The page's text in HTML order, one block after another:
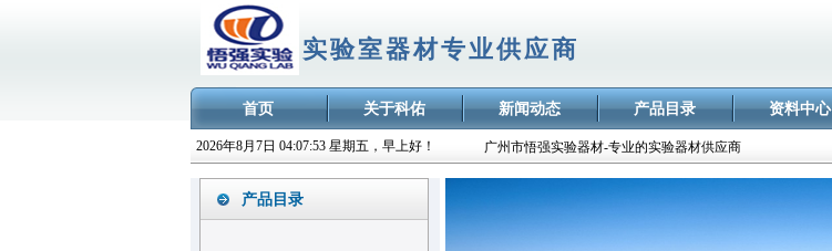
实验室器材专业供应商
首页 关于科佑 新闻动态 产品目录 资料中心
2026年8月7日 04:07:54 星期五，早上好！
欢迎访问广州市悟强实验器材有限公司网站
广州市悟强实验器材-专业的实验器材供应商
悟强实验，以您为先！
产品目录